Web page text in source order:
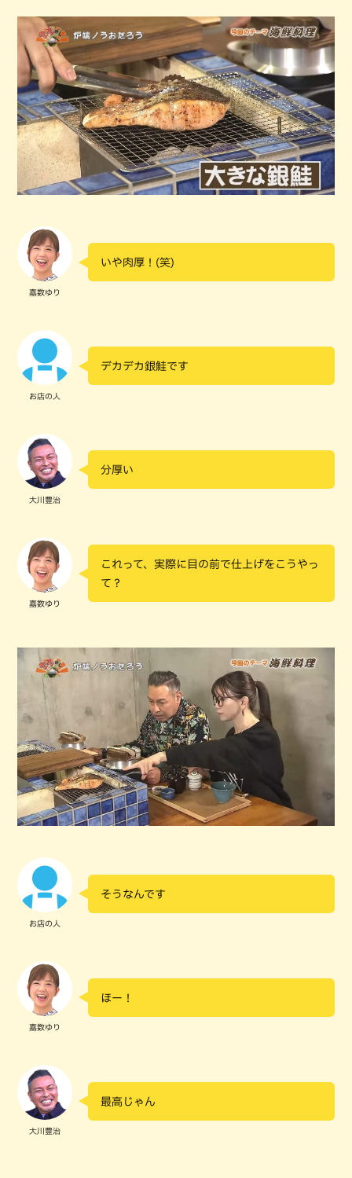
嘉数ゆり
いや肉厚！(笑)
お店の人
デカデカ銀鮭です
大川豊治
分厚い
嘉数ゆり
これって、実際に目の前で仕上げをこうやっ
て？
お店の人
そうなんです
嘉数ゆり
ほー！
大川豊治
最高じゃん